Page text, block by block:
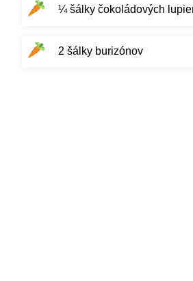
¼ šálky čokoládových
2 šálky burizónov